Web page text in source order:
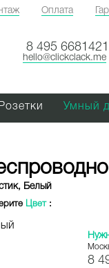
Оплата
8 495 6681421
hello@clickclack.me
Розетки Умный
Белый
Цвет :
8